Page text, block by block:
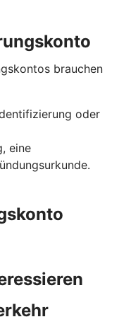
brauchen
oder
eine